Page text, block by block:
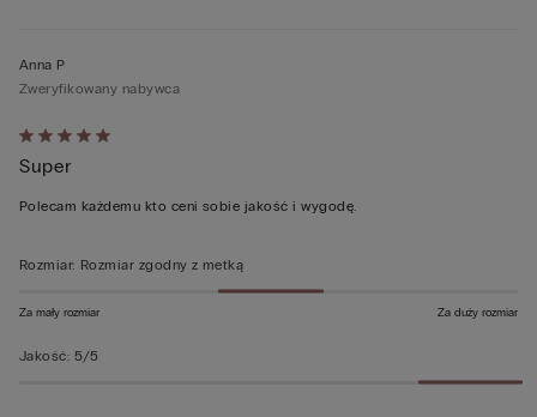
Ocena
5
z
Anna P
Zweryfikowany nabywca
Super
Polecam każdemu kto ceni sobie jakość i wygodę.
Rozmiar: Rozmiar zgodny z metką
Za mały rozmiar Za duży rozmiar
Jakość: 5/5